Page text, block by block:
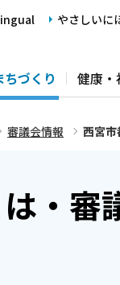
やさしいに
づくり 健康・
審議会情報 西宮
・審